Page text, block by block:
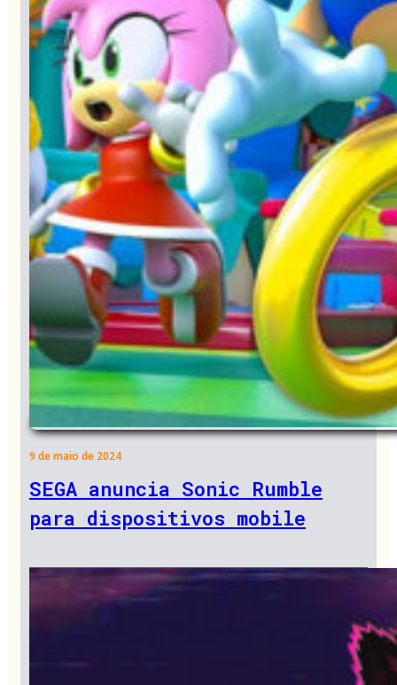
9 de maio de 2024
SEGA anuncia Sonic Rumble
para dispositivos mobile